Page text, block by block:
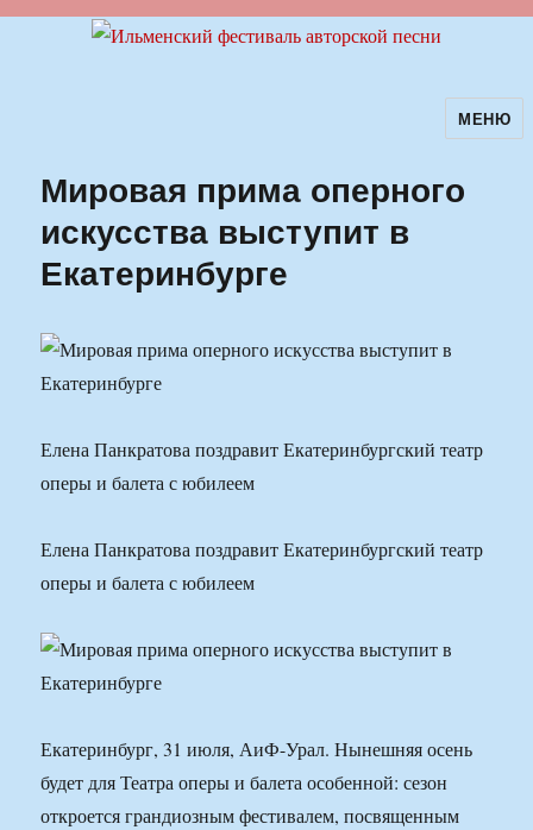
Ильменский фестиваль авторскойМЕНЮ
Мировая прима оперного
искусства выступит в
Екатеринбурге
Елена Панкратова поздравит Екатеринбургский театр
оперы и балета с юбилеем
Елена Панкратова поздравит Екатеринбургский театр
оперы и балета с юбилеем
Екатеринбург, 31 июля, АиФ-Урал. Нынешняя осень
будет для Театра оперы и балета особенной: сезон
откроется грандиозным фестивалем, посвященным